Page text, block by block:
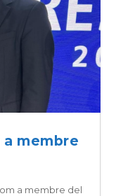
membre
a membre del